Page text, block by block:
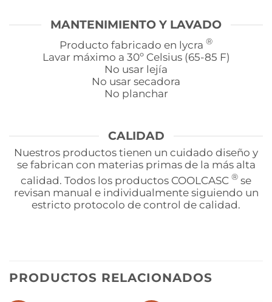
MANTENIMIENTO Y LAVADO
Producto fabricado en lycra ®
Lavar máximo a 30º Celsius (65-85 F)
No usar lejía
No usar secadora
No planchar
CALIDAD
Nuestros productos tienen un cuidado diseño y
se fabrican con materias primas de la más alta
calidad. Todos los productos COOLCASC ® se
revisan manual e individualmente siguiendo un
estricto protocolo de control de calidad.
PRODUCTOS RELACIONADOS